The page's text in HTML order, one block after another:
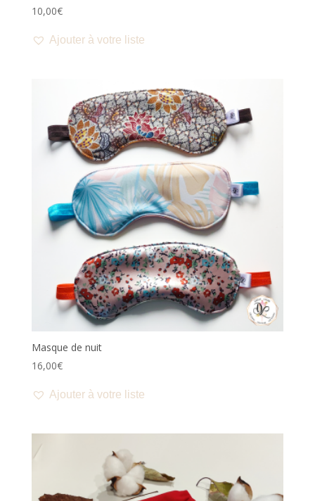
10,00€
Ajouter à votre liste
Masque de nuit
16,00€
Ajouter à votre liste